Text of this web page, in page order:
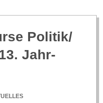
Politik/​
Jahr­